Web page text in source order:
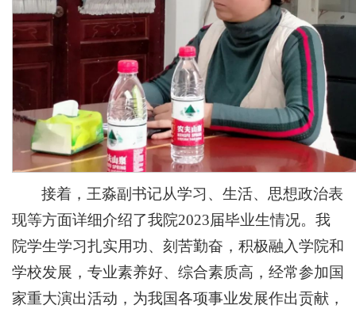
接着，王淼副书记从学习、生活、思想政治表
现等方面详细介绍了我院2023届毕业生情况。我
院学生学习扎实用功、刻苦勤奋，积极融入学院和
学校发展，专业素养好、综合素质高，经常参加国
家重大演出活动，为我国各项事业发展作出贡献，